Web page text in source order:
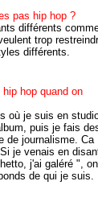
pas hip hop ?
différents
trop
différents.
hop quand on
où je suis en
puis je fais
de journalisme. Ca
je venais en
j'ai galéré ", on
de qui je suis.